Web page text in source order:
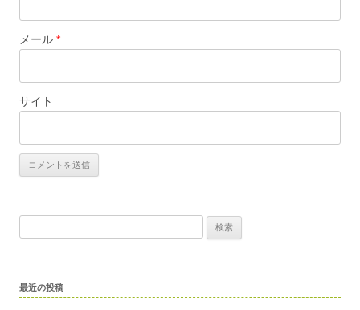
メール *
サイト
最近の投稿